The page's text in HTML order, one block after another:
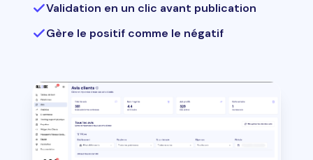
Validation en un clic avant publication
Gère le positif comme le négatif